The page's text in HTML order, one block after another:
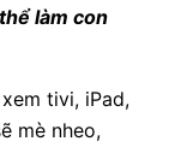
làm con
tivi, iPad,
mè nheo,